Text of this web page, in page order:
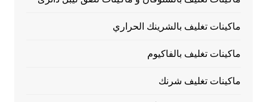
ماكينات تغليف بالشرينك الحراري
ماكينات تغليف بالفاكيوم
ماكينات تغليف شرنك